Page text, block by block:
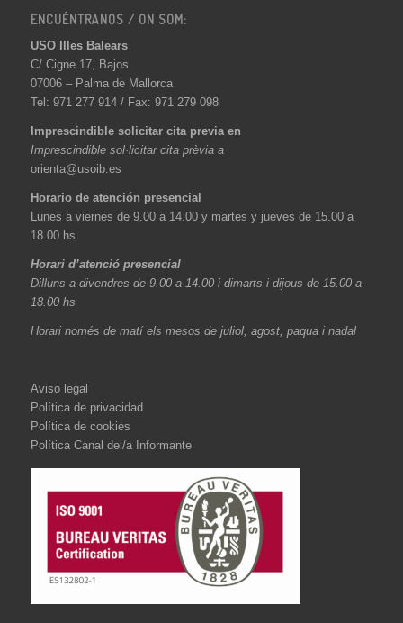
ENCUÉNTRANOS / ON SOM:
USO Illes Balears
C/ Cigne 17, Bajos
07006 – Palma de Mallorca
Tel: 971 277 914 / Fax: 971 279 098
Imprescindible solicitar cita previa en
Imprescindible sol·licitar cita prèvia a
orienta@usoib.es
Horario de atención presencial
Lunes a viernes de 9.00 a 14.00 y martes y jueves de 15.00 a
18.00 hs
Horari d’atenció presencial
Dilluns a divendres de 9.00 a 14.00 i dimarts i dijous de 15.00 a
18.00 hs
Horari només de matí els mesos de juliol, agost, paqua i nadal
Aviso legal
Política de privacidad
Política de cookies
Política Canal del/a Informante